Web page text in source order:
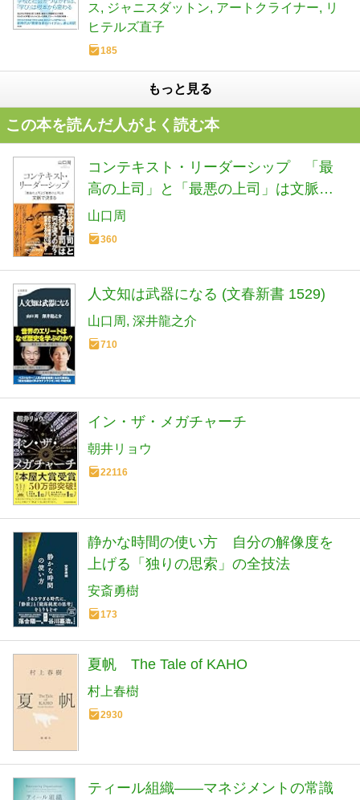
ス
ジャニスダットン アートクライナー
リ
ヒテルズ直子
185
もっと見る
この本を読んだ人がよく読む本
コンテキスト・リーダーシップ 「最
高の上司」と「最悪の上司」は文脈で
決まる (光文社新書 1406)
山口周
360
人文知は武器になる (文春新書 1529)
山口周 深井龍之介
710
イン・ザ・メガチャーチ
朝井リョウ
22116
静かな時間の使い方 自分の解像度を
上げる「独りの思索」の全技法
安斎勇樹
173
夏帆 The Tale of KAHO
村上春樹
2930
ティール組織――マネジメントの常識